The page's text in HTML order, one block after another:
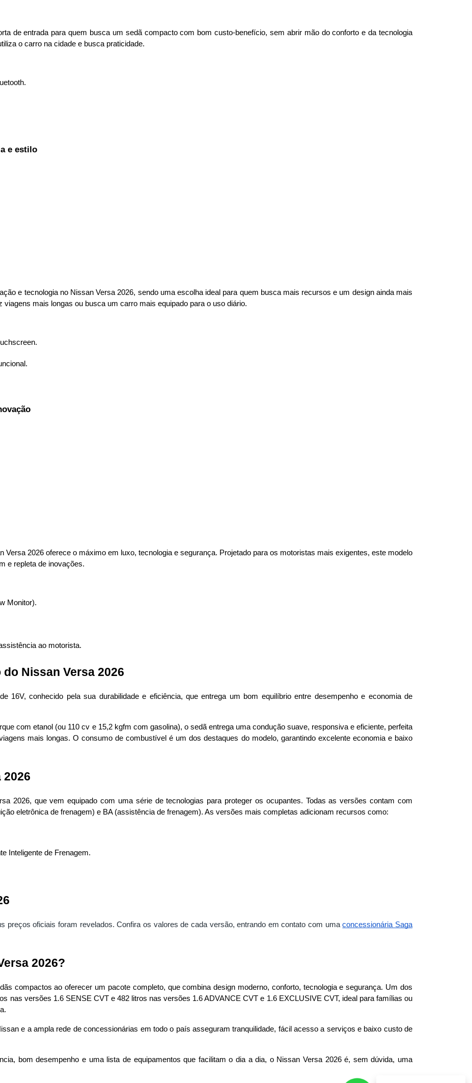
de entrada para quem busca um sedã compacto com bom custo-benefício, sem abrir mão do conforto e da tecnologia
o carro na cidade e busca praticidade.
e estilo
e tecnologia no Nissan Versa 2026, sendo uma escolha ideal para quem busca mais recursos e um design ainda mais
mais longas ou busca um carro mais equipado para o uso diário.
Versa 2026 oferece o máximo em luxo, tecnologia e segurança. Projetado para os motoristas mais exigentes, este modelo
e repleta de inovações.
Monitor).
ao motorista.
Nissan Versa 2026
16V, conhecido pela sua durabilidade e eficiência, que entrega um bom equilíbrio entre desempenho e economia de
com etanol (ou 110 cv e 15,2 kgfm com gasolina), o sedã entrega uma condução suave, responsiva e eficiente, perfeita
mais longas. O consumo de combustível é um dos destaques do modelo, garantindo excelente economia e baixo
2026
2026, que vem equipado com uma série de tecnologias para proteger os ocupantes. Todas as versões contam com
eletrônica de frenagem) e BA (assistência de frenagem). As versões mais completas adicionam recursos como:
Inteligente de Frenagem.
preços oficiais foram revelados.Confira os valores de cada versão, entrando em contato com umaconcessionária Saga
2026?
compactos ao oferecer um pacote completo, que combina design moderno, conforto, tecnologia e segurança. Um dos
nas versões 1.6 SENSE CVT e 482 litros nas versões 1.6 ADVANCE CVT e 1.6 EXCLUSIVE CVT, ideal para famílias ou
e a ampla rede de concessionárias em todo o país asseguram tranquilidade, fácil acesso a serviços e baixo custo de
bom desempenho e uma lista de equipamentos que facilitam o dia a dia, o Nissan Versa 2026 é, sem dúvida, uma